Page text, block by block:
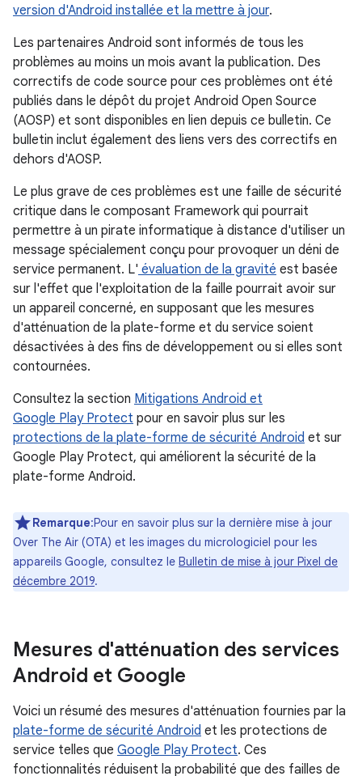
version d'Android installée et la mettre à jour.
Les partenaires Android sont informés de tous les
problèmes au moins un mois avant la publication. Des
correctifs de code source pour ces problèmes ont été
publiés dans le dépôt du projet Android Open Source
(AOSP) et sont disponibles en lien depuis ce bulletin. Ce
bulletin inclut également des liens vers des correctifs en
dehors d'AOSP.
Le plus grave de ces problèmes est une faille de sécurité
critique dans le composant Framework qui pourrait
permettre à un pirate informatique à distance d'utiliser un
message spécialement conçu pour provoquer un déni de
service permanent. L' évaluation de la gravité est basée
sur l'effet que l'exploitation de la faille pourrait avoir sur
un appareil concerné, en supposant que les mesures
d'atténuation de la plate-forme et du service soient
désactivées à des fins de développement ou si elles sont
contournées.
Consultez la section Mitigations Android et
Google Play Protect pour en savoir plus sur les
protections de la plate-forme de sécurité Android et sur
Google Play Protect, qui améliorent la sécurité de la
plate-forme Android.
Remarque:Pour en savoir plus sur la dernière mise à jour
Over The Air (OTA) et les images du micrologiciel pour les
appareils Google, consultez le Bulletin de mise à jour Pixel de
décembre 2019.
Mesures d'atténuation des services
Android et Google
Voici un résumé des mesures d'atténuation fournies par la
plate-forme de sécurité Android et les protections de
service telles que Google Play Protect. Ces
fonctionnalités réduisent la probabilité que des failles de